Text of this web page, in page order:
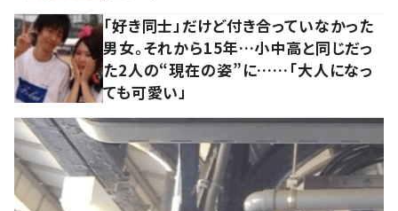
「好き同士」だけど付き合っていなかった
男女。それから15年…小中高と同じだっ
た2人の“現在の姿”に……「大人になっ
ても可愛い」